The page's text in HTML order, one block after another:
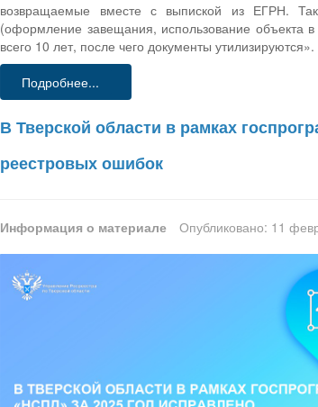
возвращаемые вместе с выпиской из ЕГРН.
(оформление завещания, использование объекта
всего 10 лет, после чего документы утилизируются».
Подробнее...
В Тверской области в рамках
реестровых ошибок
Информация о материале
Опубликовано: 11